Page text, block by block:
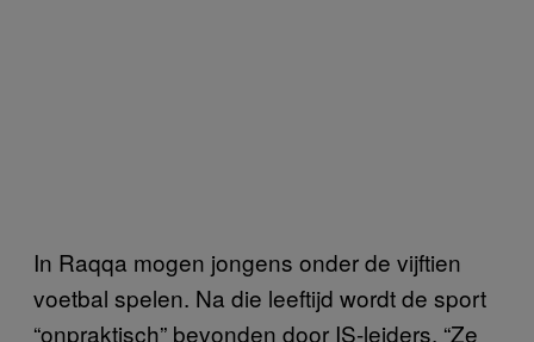
In Raqqa mogen jongens onder de vijftien
voetbal spelen. Na die leeftijd wordt de sport
“onpraktisch” bevonden door IS-leiders. “Ze